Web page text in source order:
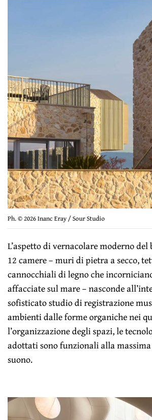
Ph. © 2026 Inanc Eray / Sour Studio
L’aspetto di vernacolare moderno
12 camere – muri di pietra a secco,
cannocchiali di legno che
affacciate sul mare – nasconde
sofisticato studio di registrazione
ambienti dalle forme organiche nei
l’organizzazione degli spazi, le
adottati sono funzionali alla
suono.